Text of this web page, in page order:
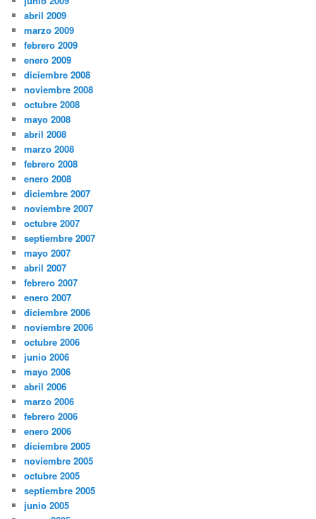
abril 2009
marzo 2009
febrero 2009
enero 2009
diciembre 2008
noviembre 2008
octubre 2008
mayo 2008
abril 2008
marzo 2008
febrero 2008
enero 2008
diciembre 2007
noviembre 2007
octubre 2007
septiembre 2007
mayo 2007
abril 2007
febrero 2007
enero 2007
diciembre 2006
noviembre 2006
octubre 2006
junio 2006
mayo 2006
abril 2006
marzo 2006
febrero 2006
enero 2006
diciembre 2005
noviembre 2005
octubre 2005
septiembre 2005
junio 2005